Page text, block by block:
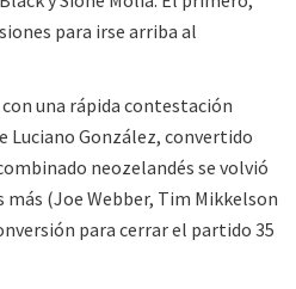
para irse arriba al
una rápida contestación
Luciano González, convertido
neozelandés se volvió
(Joe Webber, Tim Mikkelson
para cerrar el partido 35